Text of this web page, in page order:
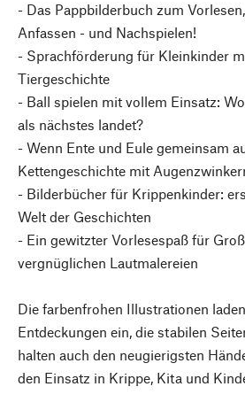
- Das Pappbilderbuch zum
Anfassen - und Nachspielen!
- Sprachförderung für Kleinkinder
Tiergeschichte
- Ball spielen mit vollem Einsatz:
als nächstes landet?
- Wenn Ente und Eule gemeinsam
Kettengeschichte mit
- Bilderbücher für Krippenkinder:
Welt der Geschichten
- Ein gewitzter Vorlesespaß für
vergnüglichen Lautmalereien
Die farbenfrohen Illustrationen
Entdeckungen ein, die stabilen
halten auch den neugierigsten
den Einsatz in Krippe, Kita und